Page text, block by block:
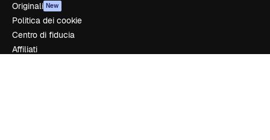
Originali New
Politica dei cookie
Centro di fiducia
Affiliati